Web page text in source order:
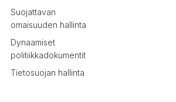
Suojattavan
omaisuuden hallinta
Dynaamiset
politiikkadokumentit
Tietosuojan hallinta